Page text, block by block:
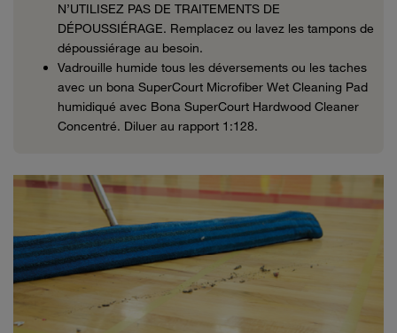
N’UTILISEZ PAS DE TRAITEMENTS DE
DÉPOUSSIÉRAGE. Remplacez ou lavez les tampons de
dépoussiérage au besoin.
Vadrouille humide tous les déversements ou les taches
avec un bona SuperCourt Microfiber Wet Cleaning Pad
humidiqué avec Bona SuperCourt Hardwood Cleaner
Concentré. Diluer au rapport 1:128.